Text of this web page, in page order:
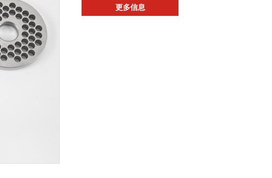
更多信息